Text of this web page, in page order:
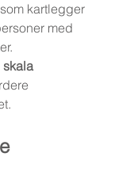
kartlegger
med
skala